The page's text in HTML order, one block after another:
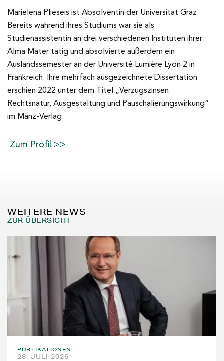
Marielena Plieseis ist Absolventin der Universität Graz.
Bereits während ihres Studiums war sie als
Studienassistentin an drei verschiedenen Instituten ihrer
Alma Mater tätig und absolvierte außerdem ein
Auslandssemester an der Université Lumière Lyon 2 in
Frankreich. Ihre mehrfach ausgezeichnete Dissertation
erschien 2022 unter dem Titel „Verzugszinsen.
Rechtsnatur, Ausgestaltung und Pauschalierungswirkung“
im Manz-Verlag.
Zum Profil >>
WEITERE NEWS
ZUR ÜBERSICHT
PUBLIKATIONEN
28. JULI 2026